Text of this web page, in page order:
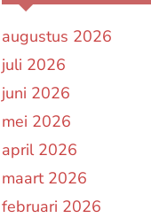
augustus 2026
juli 2026
juni 2026
mei 2026
april 2026
maart 2026
februari 2026